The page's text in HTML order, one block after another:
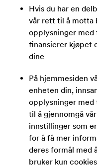
Hvis du har en
vår rett til å motta
opplysninger med
finansierer kjøpet
dine
På hjemmesiden
enheten din,
opplysninger
til å gjennomgå
innstillinger som
for å få mer
deres formål med
bruker kun